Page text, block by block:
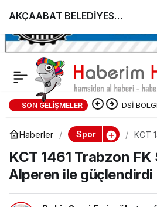
SON GELIŞMELER DSİ
TAŞKIN
DEVAM
Haberler Spor
KCT
KCT 1461 Trabzon FK
Alperen ile güçlendirdi
AKÇAABAT BELEDİYESİ
YAZ SPOR KURSLARI
BAŞLIYOR